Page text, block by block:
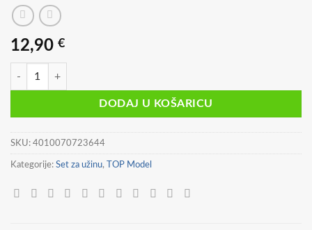
12,90 €
TOP Model prozirna boca za piće DOTS 14017_A količina
DODAJ U KOŠARICU
SKU: 4010070723644
Kategorije: Set za užinu, TOP Model